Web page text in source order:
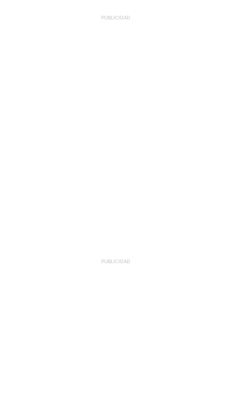
PUBLICIDAD
PUBLICIDAD